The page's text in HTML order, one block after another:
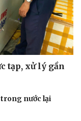
tạp, xử lý gần
nước lại